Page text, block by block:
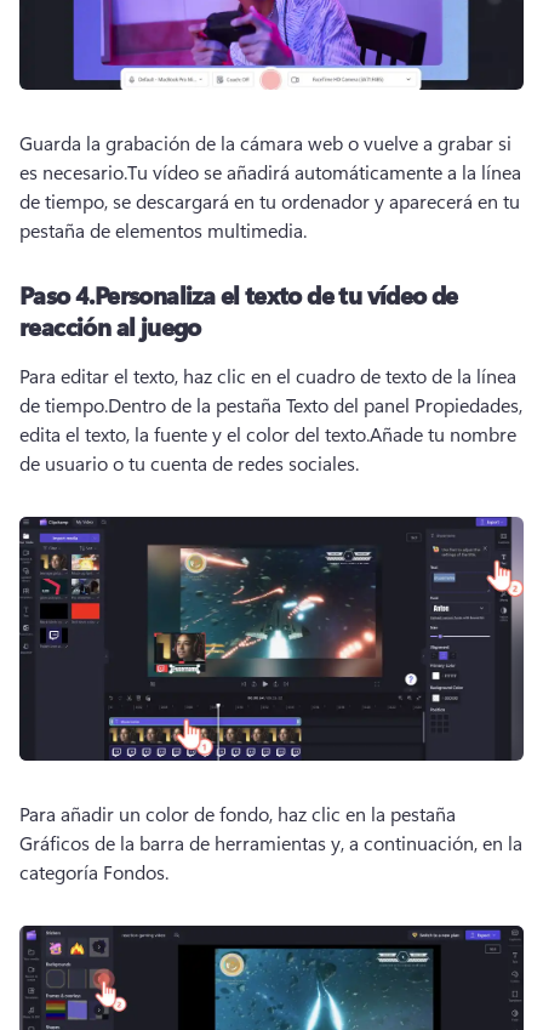
Guarda la grabación de la cámara web o vuelve a grabar si
es necesario.Tu vídeo se añadirá automáticamente a la línea
de tiempo, se descargará en tu ordenador y aparecerá en tu
pestaña de elementos multimedia.
Paso 4.Personaliza el texto de tu vídeo de
reacción al juego
Para editar el texto, haz clic en el cuadro de texto de la línea
de tiempo.Dentro de la pestaña Texto del panel Propiedades,
edita el texto, la fuente y el color del texto.Añade tu nombre
de usuario o tu cuenta de redes sociales.
Para añadir un color de fondo, haz clic en la pestaña
Gráficos de la barra de herramientas y, a continuación, en la
categoría Fondos.